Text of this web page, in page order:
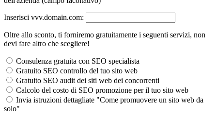
Inserisci vvv.domain.com:
Oltre allo sconto, ti forniremo gratuitamente i seguenti servizi, non
devi fare altro che scegliere!
Consulenza gratuita con SEO specialista
Gratuito SEO controllo del tuo sito web
Gratuito SEO audit dei siti web dei concorrenti
Calcolo del costo di SEO promozione per il tuo sito web
Invia istruzioni dettagliate "Come promuovere un sito web da
solo"